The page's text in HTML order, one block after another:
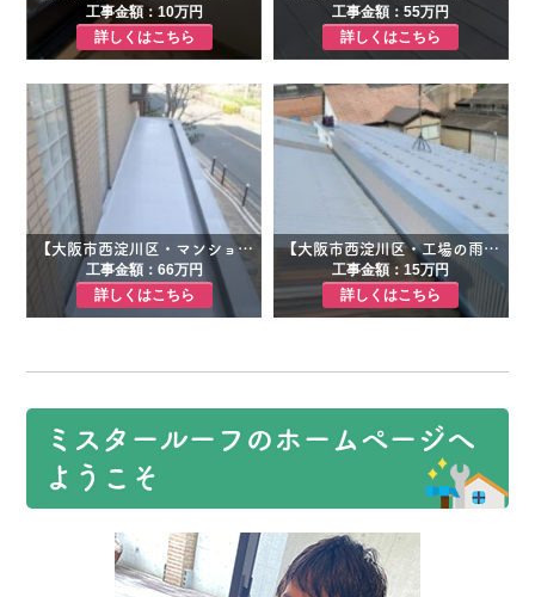
工事金額：10万円
詳しくはこちら
工事金額：55万円
詳しくはこちら
【大阪市西淀川区・マンション】庇からの雨漏り補修＋外壁塗装｜入
工事金額：66万円
詳しくはこちら
【大阪市西淀川区・工場の雨漏り
工事金額：15万円
詳しくはこちら
ミスタールーフのホームページへ
ようこそ